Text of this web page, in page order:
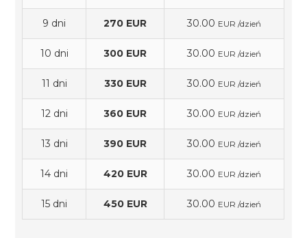
9 dni 270 EUR 30.00 EUR /dzień
10 dni 300 EUR 30.00 EUR /dzień
11 dni 330 EUR 30.00 EUR /dzień
12 dni 360 EUR 30.00 EUR /dzień
13 dni 390 EUR 30.00 EUR /dzień
14 dni 420 EUR 30.00 EUR /dzień
15 dni 450 EUR 30.00 EUR /dzień